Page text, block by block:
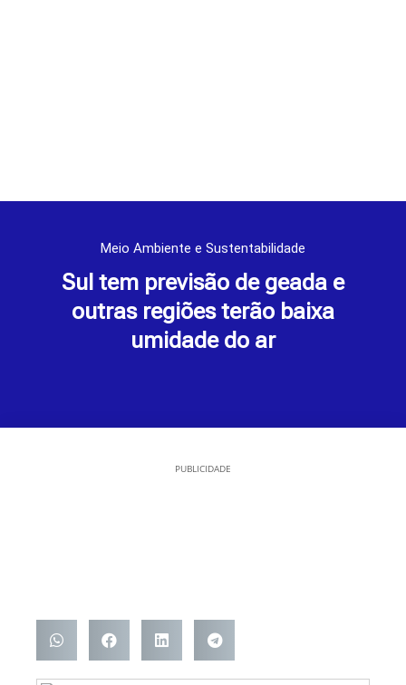
Meio Ambiente e Sustentabilidade
Sul tem previsão de geada e
outras regiões terão baixa
umidade do ar
PUBLICIDADE